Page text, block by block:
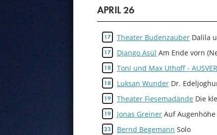
APRIL 26
17 Theater Budenzauber Dalila
17 Django Asül Am Ende vorn
18 Toni und Max Uthoff -
18 Luksan Wunder Dr.
19 Theater Fiesemadände Die
19 Jonas Greiner Auf Augenhöhe
23 Bernd Begemann Solo